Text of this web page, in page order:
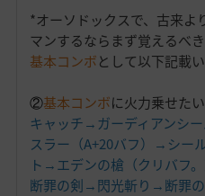
*オーソドックスで、古来よ
マンするならまず覚えるべ
基本コンボとして以下記載い
②基本コンボに火力乗せた
キャッチ→ガーディアンシ
スラー（A+20バフ）→シー
ト→エデンの槍（クリバフ
断罪の剣→閃光斬り→断罪